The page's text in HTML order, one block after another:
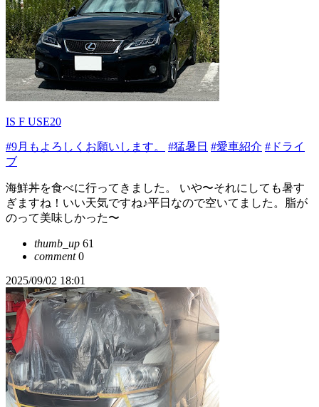
IS F USE20
#9月もよろしくお願いします。 #猛暑日 #愛車紹介 #ドライ
ブ
海鮮丼を食べに行ってきました。 いや〜それにしても暑す
ぎますね！いい天気ですね♪平日なので空いてました。脂が
のって美味しかった〜
thumb_up 61
comment0
2025/09/02 18:01